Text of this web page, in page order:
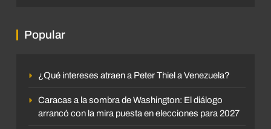
Popular
¿Qué intereses atraen a Peter Thiel a Venezuela?
Caracas a la sombra de Washington: El diálogo
arrancó con la mira puesta en elecciones para 2027